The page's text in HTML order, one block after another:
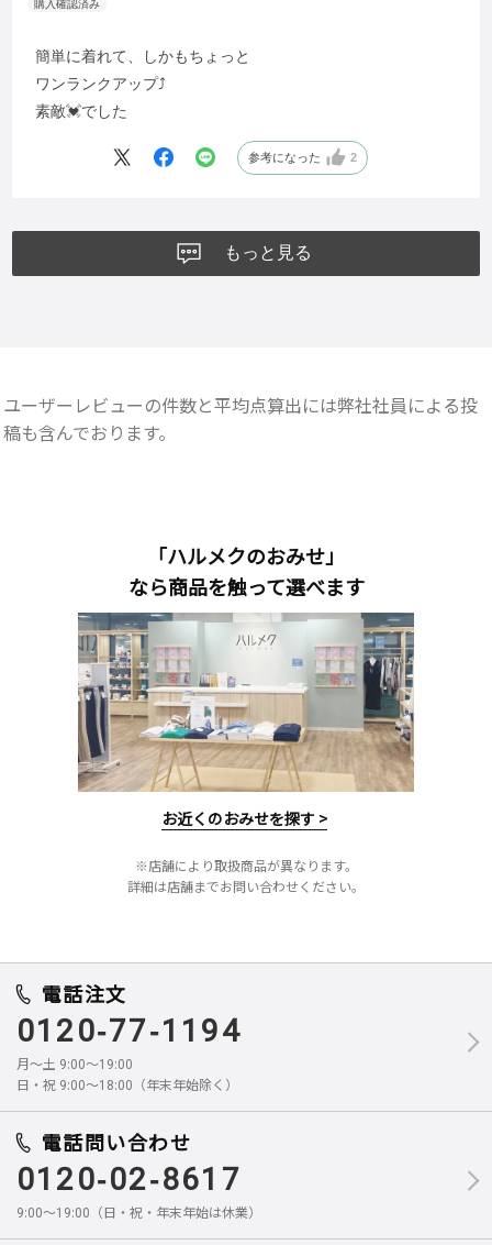
簡単に着れて、しかもちょっと
ワンランクアップ⤴️
素敵💓でした
参考になった 2
もっと見る
ユーザーレビューの件数と平均点算出には弊社社員による投
稿も含んでおります。
「ハルメクのおみせ」
なら商品を触って選べます
お近くのおみせを探す >
※店舗により取扱商品が異なります。
詳細は店舗までお問い合わせください。
電話注文
0120-77-1194
月～土 9:00～19:00
日・祝 9:00～18:00（年末年始除く）
電話問い合わせ
0120-02-8617
9:00～19:00（日・祝・年末年始は休業）